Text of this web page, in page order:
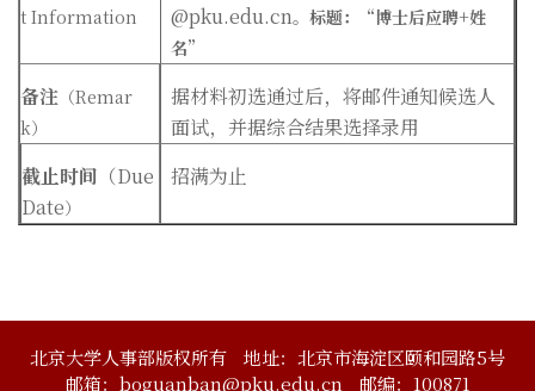
t Information
@pku.edu.cn。 标题：“博士后应聘+姓
名”
备注 （Remar
k）
据材料初选通过后，将邮件通知候选人
面试，并据综合结果选择录用
截止时间 （Due
Date）
招满为止
北京大学人事部版权所有
地址：北京市海淀区颐和园路5号
邮箱：boguanban@pku.edu.cn
邮编：100871